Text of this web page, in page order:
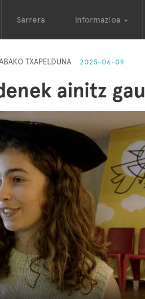
Sarrera Informazioa
TXAPELDUNA 2025-06-09
ainitz